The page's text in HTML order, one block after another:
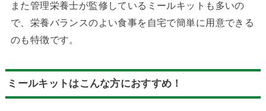
また管理栄養士が監修しているミールキットも多いの
で、栄養バランスのよい食事を自宅で簡単に用意できる
のも特徴です。
ミールキットはこんな方におすすめ！